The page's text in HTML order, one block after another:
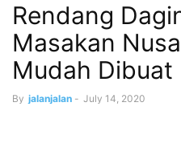
Rendang
Masakan
Mudah Dibuat
By jalanjalan - July 14, 2020